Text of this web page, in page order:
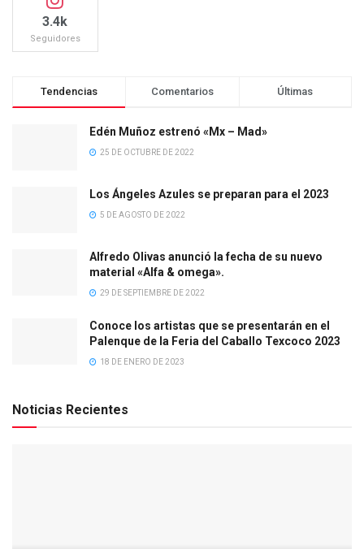
3.4k
Seguidores
Tendencias Comentarios Últimas
Edén Muñoz estrenó «Mx – Mad»
25 DE OCTUBRE DE 2022
Los Ángeles Azules se preparan para el 2023
5 DE AGOSTO DE 2022
Alfredo Olivas anunció la fecha de su nuevo
material «Alfa & omega».
29 DE SEPTIEMBRE DE 2022
Conoce los artistas que se presentarán en el
Palenque de la Feria del Caballo Texcoco 2023
18 DE ENERO DE 2023
Noticias Recientes